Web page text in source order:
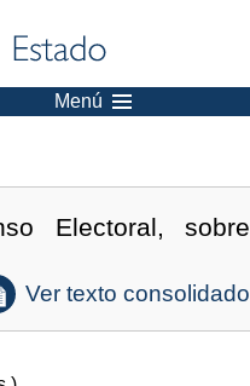
Menú
Electoral, sobre
Ver texto consolidado